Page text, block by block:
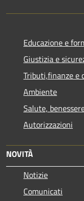
Educazione e
Giustizia e
Tributi,finanze e
Ambiente
Salute,
Autorizzazioni
NOVITÀ
Notizie
Comunicati